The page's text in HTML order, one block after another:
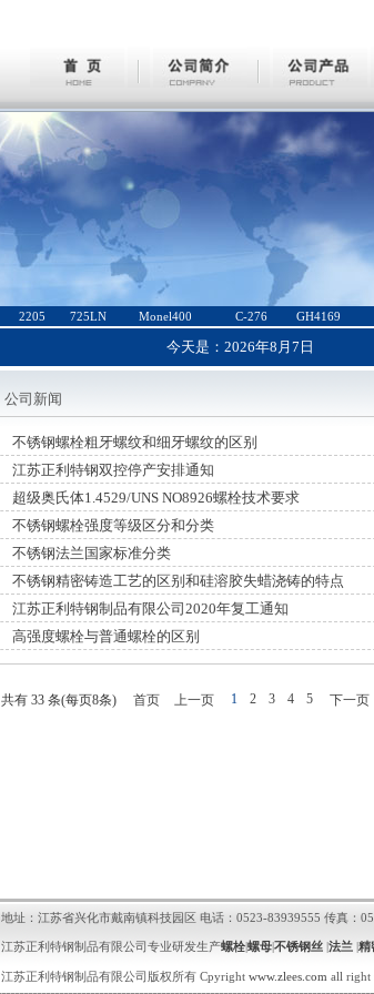
2205 725LN Monel400 C-276 GH4169
今天是： 2026年8月7日
公司新闻
不锈钢螺栓粗牙螺纹和细牙螺纹的区别
江苏正利特钢双控停产安排通知
超级奥氏体1.4529/UNS NO8926螺栓技术要求
不锈钢螺栓强度等级区分和分类
不锈钢法兰国家标准分类
不锈钢精密铸造工艺的区别和硅溶胶失蜡浇铸的特点
江苏正利特钢制品有限公司2020年复工通知
高强度螺栓与普通螺栓的区别
共有 33 条(每页8条) 首页 上一页 1 2 3 4 5 下一页
地址：江苏省兴化市戴南镇科技园区 电话：0523-83939555 传真：
江苏正利特钢制品有限公司专业研发生产螺栓|螺母|不锈钢丝 |法兰 |精
江苏正利特钢制品有限公司版权所有 Cpyright www.zlees.com all right